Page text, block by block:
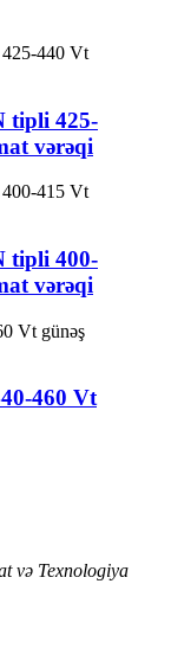
tipli 425-
vərəqi
tipli 400-
vərəqi
460 Vt
və Texnologiya